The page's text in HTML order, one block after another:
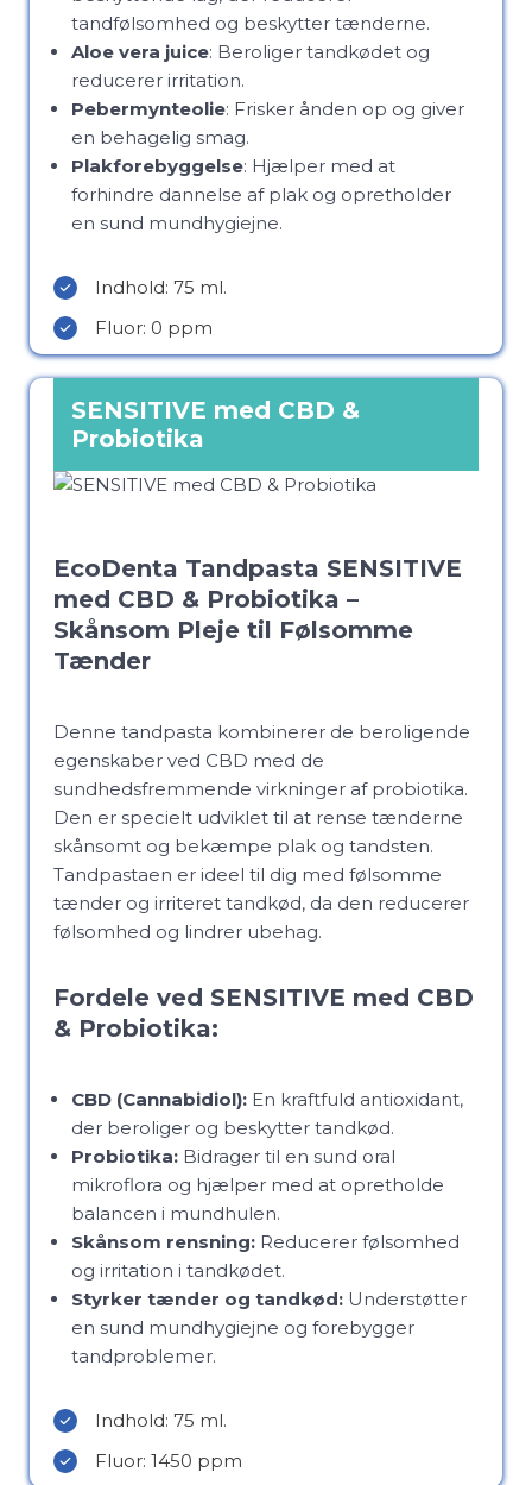
tandfølsomhed og beskytter tænderne.
Aloe vera juice: Beroliger tandkødet og
reducerer irritation.
Pebermynteolie: Frisker ånden op og giver
en behagelig smag.
Plakforebyggelse: Hjælper med at
forhindre dannelse af plak og opretholder
en sund mundhygiejne.
Indhold: 75 ml.
Fluor: 0 ppm
SENSITIVE med CBD &
Probiotika
EcoDenta Tandpasta SENSITIVE
med CBD & Probiotika –
Skånsom Pleje til Følsomme
Tænder
Denne tandpasta kombinerer de beroligende
egenskaber ved CBD med de
sundhedsfremmende virkninger af probiotika.
Den er specielt udviklet til at rense tænderne
skånsomt og bekæmpe plak og tandsten.
Tandpastaen er ideel til dig med følsomme
tænder og irriteret tandkød, da den reducerer
følsomhed og lindrer ubehag.
Fordele ved SENSITIVE med CBD
& Probiotika:
CBD (Cannabidiol): En kraftfuld antioxidant,
der beroliger og beskytter tandkød.
Probiotika: Bidrager til en sund oral
mikroflora og hjælper med at opretholde
balancen i mundhulen.
Skånsom rensning: Reducerer følsomhed
og irritation i tandkødet.
Styrker tænder og tandkød: Understøtter
en sund mundhygiejne og forebygger
tandproblemer.
Indhold: 75 ml.
Fluor: 1450 ppm